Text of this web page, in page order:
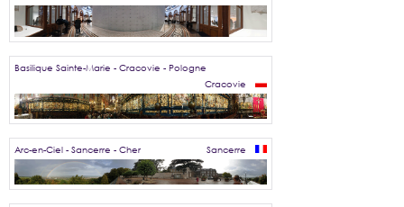
Basilique Sainte-Marie - Cracovie - Pologne
Cracovie
Arc-en-Ciel - Sancerre - Cher Sancerre